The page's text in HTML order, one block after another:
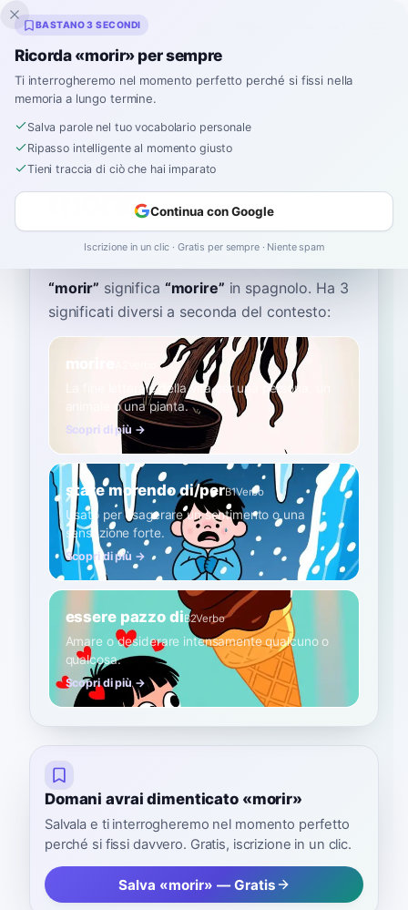
Inklingo
Home›Spagnolo›Dizionario›morir
morir
moh-REER moˈɾiɾ
“morir” significa “morire” in spagnolo. Ha 3
significati diversi a seconda del contesto:
morire
La fine letterale della vita per una persona, un
animale o una pianta.
Scopri di più →
stare morendo di/perB1Verbo
Usato per esagerare un sentimento o una
sensazione forte.
Scopri di più →
essere pazzo diB2Verbo
Amare o desiderare intensamente qualcuno o
qualcosa.
Scopri di più →
Domani avrai dimenticato «morir»
Salvala e ti interrogheremo nel momento perfetto
perché si fissi davvero. Gratis, iscrizione in un clic.
Salva «morir» — Gratis
BASTANO 3 SECONDI
Ricorda «morir» per sempre
Ti interrogheremo nel momento perfetto perché si fissi nella
memoria a lungo termine.
Salva parole nel tuo vocabolario personale
Ripasso intelligente al momento giusto
Tieni traccia di ciò che hai imparato
Continua con Google
Iscrizione in un clic · Gratis per sempre · Niente spam